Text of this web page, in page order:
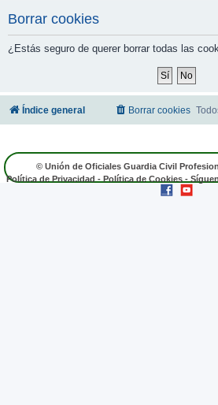
Borrar cookies
¿Estás seguro de querer borrar todas las
Índice general Borrar cookies
© Unión de Oficiales Guardia Civil
Política de Privacidad - Política de Cookies -